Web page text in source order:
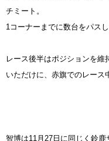
チミート。
1コーナーまでに数台をパス
レース後半はポジションを維
いただけに、赤旗でのレース
智博は11月27日に同じく鈴